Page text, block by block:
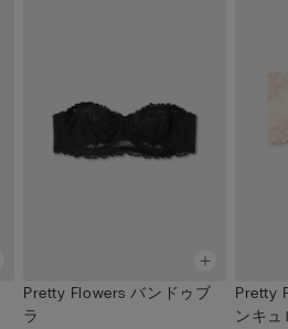
Pretty Flowers バンドゥブ
ラ
Pretty
ンキ